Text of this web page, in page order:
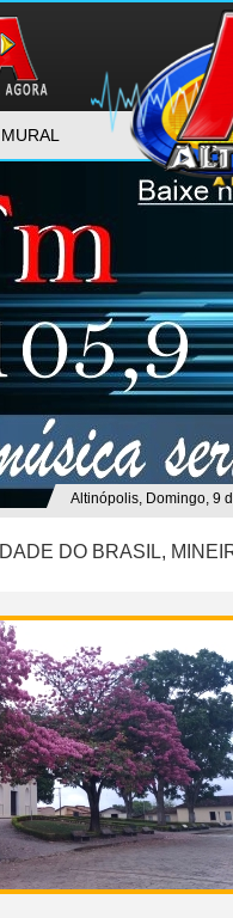
MURAL
Altinópolis, Domingo, 9
DO BRASIL,